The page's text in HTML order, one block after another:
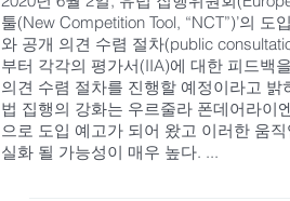
툴(New Competition Tool, “NCT”)’의
와 공개 의견 수렴 절차(public
부터 각각의 평가서(IIA)에 대한 피드백
의견 수렴 절차를 진행할 예정이라고
법 집행의 강화는 우르줄라 폰데어라이
으로 도입 예고가 되어 왔고 이러한 움
실화 될 가능성이 매우 높다. ...